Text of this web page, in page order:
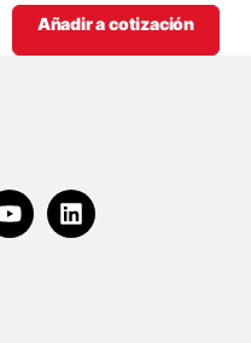
Añadir a cotización